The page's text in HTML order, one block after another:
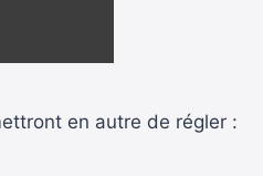
en autre de régler :